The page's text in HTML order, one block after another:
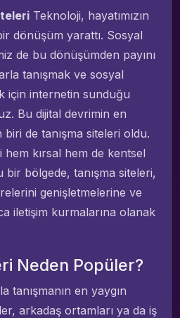
Teknoloji, hayatımızın
dönüşüm yarattı. Sosyal
de bu dönüşümden payını
tanışmak ve sosyal
için internetin sunduğu
Bu dijital devrimin en
de tanışma siteleri oldu.
hem kırsal hem de kentsel
bir bölgede, tanışma siteleri,
genişletmelerine ve
iletişim kurmalarına olanak
Neden Popüler?
tanışmanın en yaygın
arkadaş ortamları ya da iş